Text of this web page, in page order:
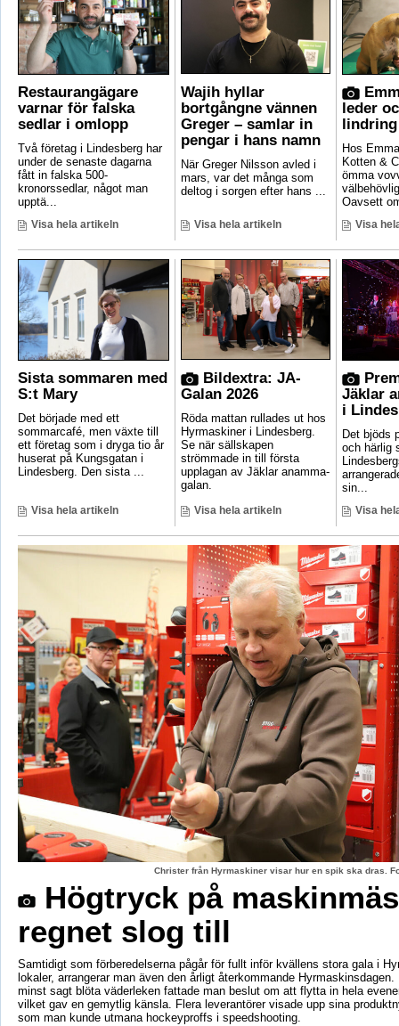
Restaurangägare
varnar för falska
sedlar i omlopp
Två företag i Lindesberg har
under de senaste dagarna
fått in falska 500-
kronorssedlar, något man
upptä...
Visa hela artikeln
Wajih hyllar
bortgångne vännen
Greger – samlar in
pengar i hans namn
När Greger Nilsson avled i
mars, var det många som
deltog i sorgen efter hans ...
Visa hela artikeln
leder
lindring
Hos
Kotten &
ömma
Oavsett
Visa
Sista sommaren med
S:t Mary
Det började med ett
sommarcafé, men växte till
ett företag som i dryga tio år
huserat på Kungsgatan i
Lindesberg. Den sista ...
Visa hela artikeln
Bildextra: JA-
Galan 2026
Röda mattan rullades ut hos
Hyrmaskiner i Lindesberg.
Se när sällskapen
strömmade in till första
upplagan av Jäklar anamma-
galan.
Visa hela artikeln
Jäklar
i
Det bjöds
och härlig
sin...
Visa
Christer från Hyrmaskiner visar hur en spik ska dras.
Högtryck på
regnet slog till
Samtidigt som förberedelserna pågår för fullt inför kvällens stora gala i
lokaler, arrangerar man även den årligt återkommande
minst sagt blöta väderleken fattade man beslut om att flytta in hela
vilket gav en gemytlig känsla. Flera leverantörer visade upp sina
som man kunde utmana hockeyproffs i speedshooting.